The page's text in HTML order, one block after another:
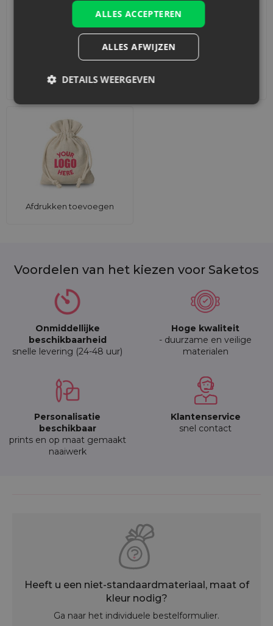
Accessoires en decoraties
Afdrukken toevoegen
Voordelen van het kiezen voor Saketos
Onmiddellijke
beschikbaarheid
snelle levering (24-48 uur)
Hoge kwaliteit
- duurzame en veilige
materialen
Personalisatie
beschikbaar
prints en op maat gemaakt
naaiwerk
Klantenservice
snel contact
Heeft u een niet-standaardmateriaal, maat of
kleur nodig?
Ga naar het individuele bestelformulier.
ALLES ACCEPTEREN
ALLES AFWIJZEN
DETAILS WEERGEVEN